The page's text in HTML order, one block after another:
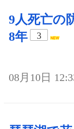
9人死亡の
8年
3
08月10日